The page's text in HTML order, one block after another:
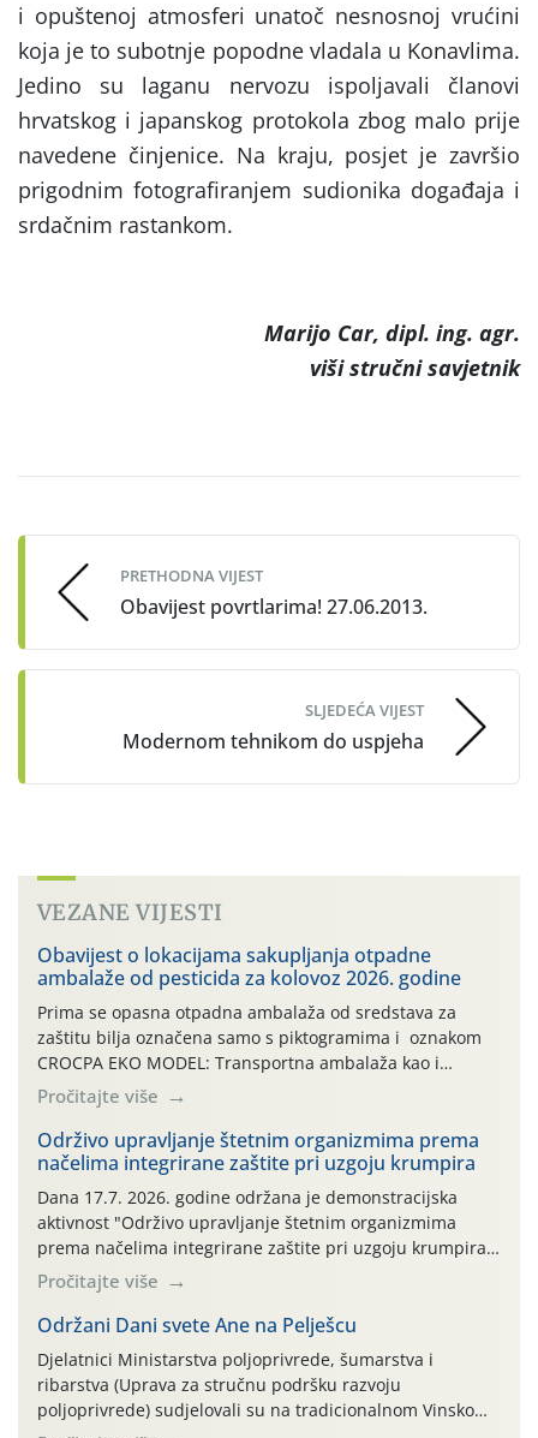
i opuštenoj atmosferi unatoč nesnosnoj vrućini
koja je to subotnje popodne vladala u Konavlima.
Jedino su laganu nervozu ispoljavali članovi
hrvatskog i japanskog protokola zbog malo prije
navedene činjenice. Na kraju, posjet je završio
prigodnim fotografiranjem sudionika događaja i
srdačnim rastankom.
Marijo Car, dipl. ing. agr.
viši stručni savjetnik
navigation
PRETHODNA VIJEST
Obavijest povrtlarima! 27.06.2013.
SLJEDEĆA VIJEST
Modernom tehnikom do uspjeha
VEZANE VIJESTI
Obavijest o lokacijama sakupljanja otpadne
ambalaže od pesticida za kolovoz 2026. godine
Prima se opasna otpadna ambalaža od sredstava za
zaštitu bilja označena samo s piktogramima i oznakom
CROCPA EKO MODEL: Transportna ambalaža kao i
ambalaža drugih proizvoda koji nisu sredstva za zaštitu
bilja (npr. ambalaža od mineralnih gnojiva,) se ne
prihvaća. Korisnicima je osiguran besplatni povrat
prazne ambalaže isključivo ovih tvrtki: AGROCHEM-MAKS,
AGRONOM, ALBAUGH TKI* (PINUS […]
Pročitajte više
Održivo upravljanje štetnim organizmima prema
načelima integrirane zaštite pri uzgoju krumpira
Dana 17.7. 2026. godine održana je demonstracijska
aktivnost "Održivo upravljanje štetnim organizmima
prema načelima integrirane zaštite pri uzgoju krumpira"
na pokusnom polju "Poredje", kraj naselja Belica (ARKOD
parcela ID 2445031) (središnji dio Međimurske županije).
Pročitajte više
Održani Dani svete Ane na Pelješcu
Djelatnici Ministarstva poljoprivrede, šumarstva i
ribarstva (Uprava za stručnu podršku razvoju
poljoprivrede) sudjelovali su na tradicionalnom Vinskom